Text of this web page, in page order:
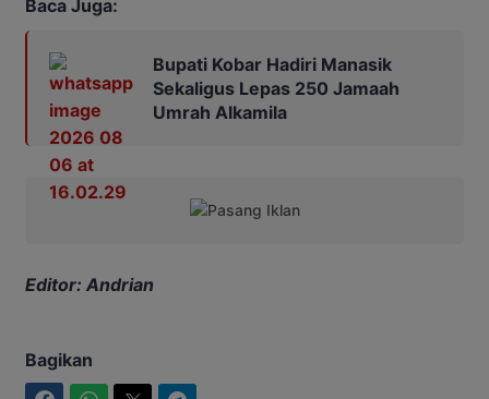
Baca Juga:
Bupati Kobar Hadiri Manasik
Sekaligus Lepas 250 Jamaah
Umrah Alkamila
Editor: Andrian
Bagikan